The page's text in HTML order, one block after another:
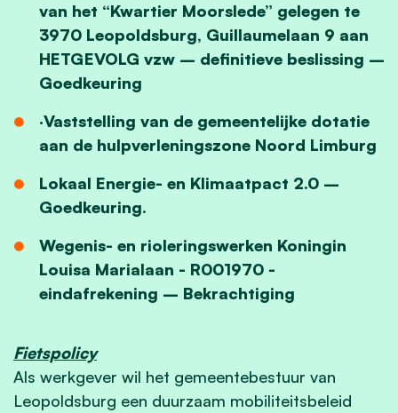
van het “Kwartier Moorslede” gelegen te
3970 Leopoldsburg, Guillaumelaan 9 aan
HETGEVOLG vzw – definitieve beslissing –
Goedkeuring
·Vaststelling van de gemeentelijke dotatie
aan de hulpverleningszone Noord Limburg
Lokaal Energie- en Klimaatpact 2.0 –
Goedkeuring.
Wegenis- en rioleringswerken Koningin
Louisa Marialaan - R001970 -
eindafrekening – Bekrachtiging
Fietspolicy
Als werkgever wil het gemeentebestuur van
Leopoldsburg een duurzaam mobiliteitsbeleid